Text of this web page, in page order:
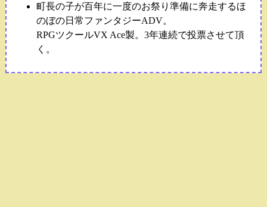
町長の子が百年に一度のお祭り準備に奔走するほ
のぼの日常ファンタジーADV。
RPGツクールVX Ace製。3年連続で投票させて頂
く。